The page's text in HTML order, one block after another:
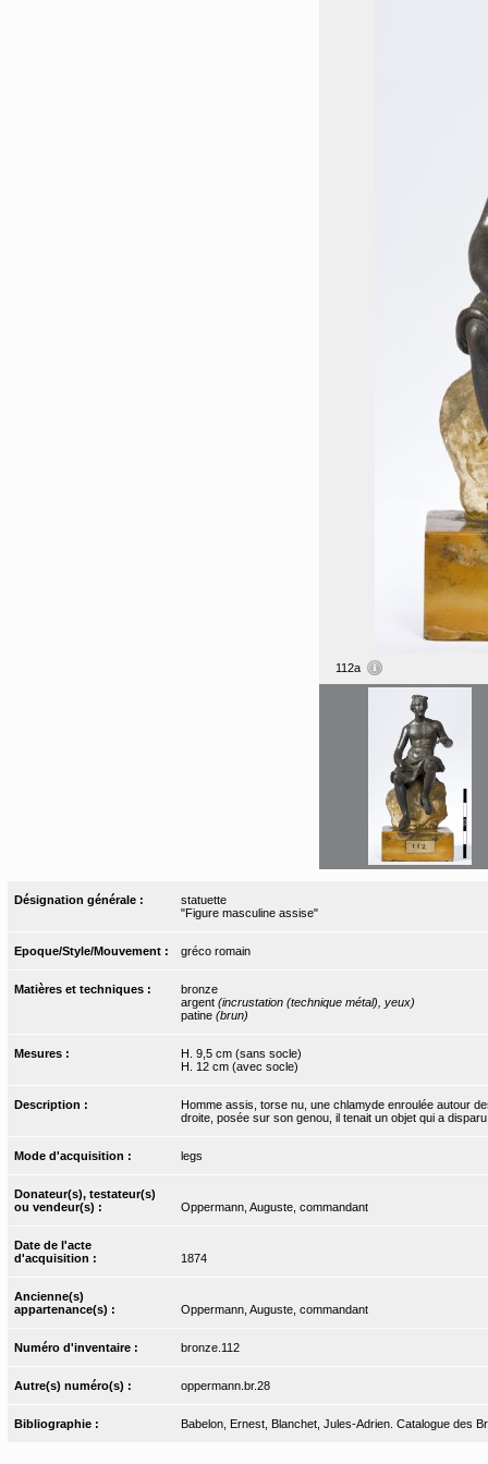
112a
Désignation générale :
statuette
"Figure masculine assise"
Epoque/Style/Mouvement : gréco romain
Matières et techniques :
bronze
argent (incrustation (technique métal), yeux)
patine (brun)
Mesures :
H. 9,5 cm (sans socle)
H. 12 cm (avec socle)
Description :
Homme assis, torse nu, une chlamyde enroulée autour
droite, posée sur son genou, il tenait un objet qui a
Mode d'acquisition : legs
Donateur(s), testateur(s)
ou vendeur(s) :
Oppermann, Auguste, commandant
Date de l'acte
d'acquisition :
1874
Ancienne(s)
appartenance(s) :
Oppermann, Auguste, commandant
Numéro d'inventaire : bronze.112
Autre(s) numéro(s) : oppermann.br.28
Bibliographie : Babelon, Ernest, Blanchet, Jules-Adrien. Catalogue des